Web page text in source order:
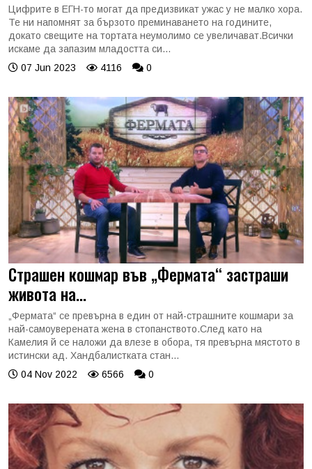
Цифрите в ЕГН-то могат да предизвикат ужас у не малко хора.
Те ни напомнят за бързото преминаването на годините,
докато свещите на тортата неумолимо се увеличават.Всички
искаме да запазим младостта си...
07 Jun 2023
4116 0
Страшен кошмар във „Фермата“ застраши
живота на...
„Фермата“ се превърна в един от най-страшните кошмари за
най-самоуверената жена в стопанството.След като на
Камелия й се наложи да влезе в обора, тя превърна мястото в
истински ад. Хандбалистката стан...
04 Nov 2022
6566 0